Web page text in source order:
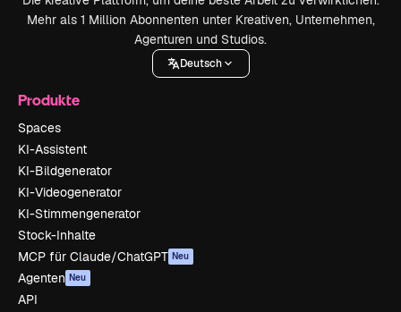
Mehr als 1 Million Abonnenten unter Kreativen, Unternehmen,
Agenturen und Studios.
Deutsch
Produkte
Spaces
KI-Assistent
KI-Bildgenerator
KI-Videogenerator
KI-Stimmengenerator
Stock-Inhalte
MCP für Claude/ChatGPT Neu
Agenten Neu
API